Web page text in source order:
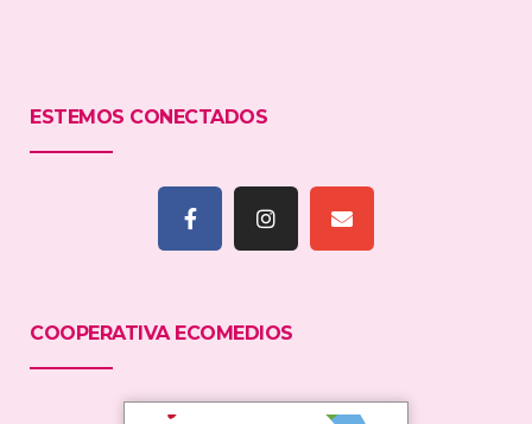
ESTEMOS CONECTADOS
COOPERATIVA ECOMEDIOS